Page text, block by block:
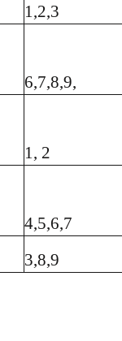
1,2,3
6,7,8,9,
1, 2
4,5,6,7
3,8,9